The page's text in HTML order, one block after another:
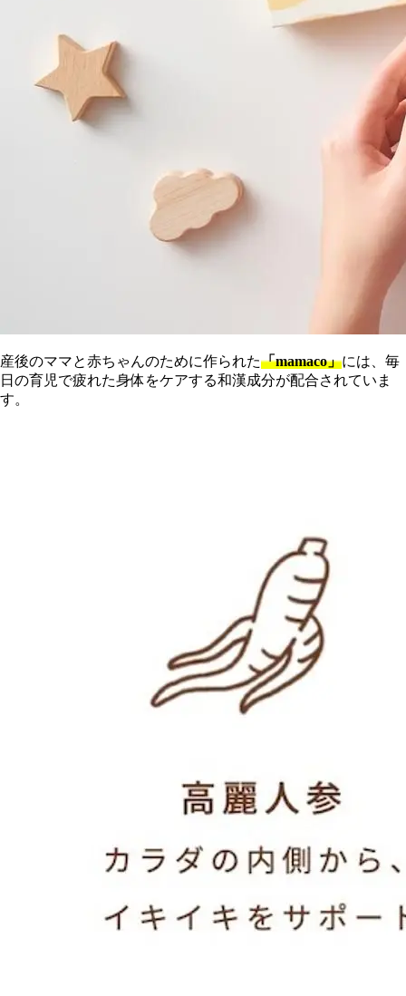
産後のママと赤ちゃんのために作られた「mamaco」には、毎
日の育児で疲れた身体をケアする和漢成分が配合されていま
す。